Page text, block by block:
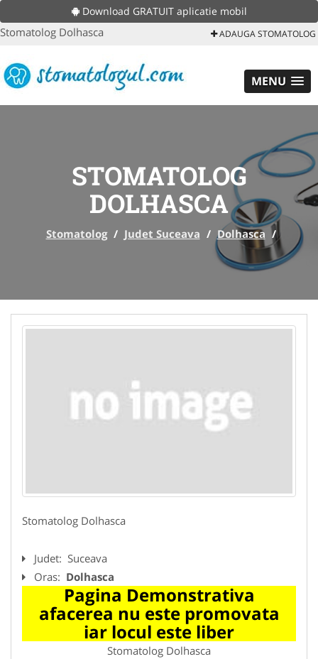
Download GRATUIT aplicatie mobil
Stomatolog Dolhasca ADAUGA STOMATOLOG
MENU
STOMATOLOG
DOLHASCA
Stomatolog / Judet Suceava / Dolhasca /
Stomatolog Dolhasca
Judet: Suceava
Oras: Dolhasca
Pagina Demonstrativa
afacerea nu este promovata
iar locul este liber
Stomatolog Dolhasca